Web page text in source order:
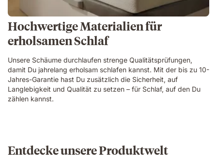
Hochwertige Materialien für
erholsamen Schlaf
Unsere Schäume durchlaufen strenge Qualitätsprüfungen,
damit Du jahrelang erholsam schlafen kannst. Mit der bis zu 10-
Jahres-Garantie hast Du zusätzlich die Sicherheit, auf
Langlebigkeit und Qualität zu setzen – für Schlaf, auf den Du
zählen kannst.
Entdecke unsere Produktwelt